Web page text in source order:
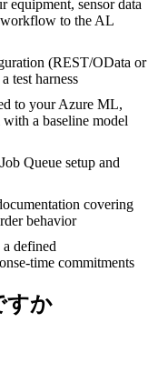
equipment, sensor data
workflow to the AL
(REST/OData or
test harness
to your Azure ML,
a baseline model
Queue setup and
covering
behavior
defined
time commitments
すか